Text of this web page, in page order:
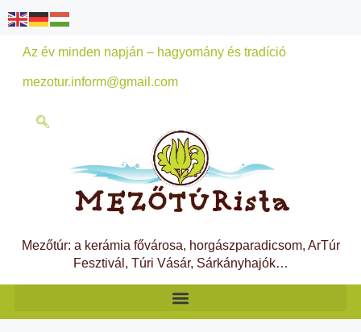
Az év minden napján – hagyomány és tradíció
mezotur.inform@gmail.com
Mezőtúr: a kerámia fővárosa, horgászparadicsom, ArTúr
Fesztivál, Túri Vásár, Sárkányhajók…